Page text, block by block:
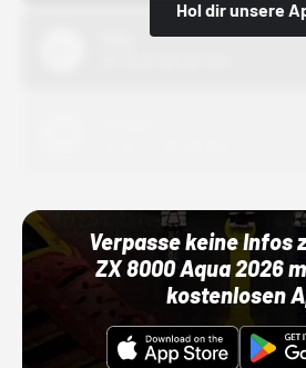
Hol dir unsere
Verpasse keine Infos
ZX 8000 Aqua 2026
kostenlosen